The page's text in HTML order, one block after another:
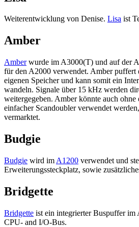
Weiterentwicklung von Denise. Lisa ist
Amber
Amberwurde im A3000(T) und auf der
für den A2000 verwendet. Amber puffert
eigenen Speicher und kann somit ein
wandeln. Signale über 15 kHz werden
weitergegeben. Amber könnte auch ohne
einfacher Scandoubler verwendet
vermarktet.
Budgie
Budgie wird im A1200 verwendet und
Erweiterungssteckplatz, sowie
Bridgette
Bridgette ist ein integrierter Buspuffer
CPU- and I/O-Bus.